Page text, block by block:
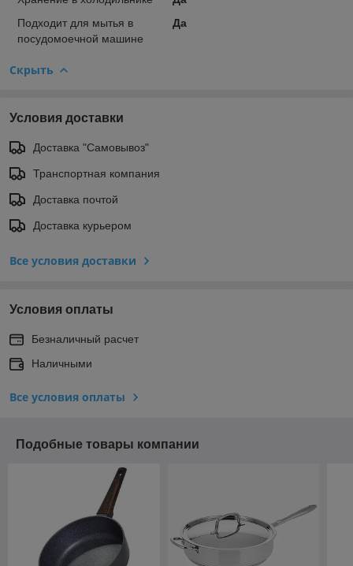
Подходит для мытья в
посудомоечной машине
Да
Скрыть
Условия доставки
Доставка "Самовывоз"
Транспортная компания
Доставка почтой
Доставка курьером
Все условия доставки
Условия оплаты
Безналичный расчет
Наличными
Все условия оплаты
Подобные товары компании